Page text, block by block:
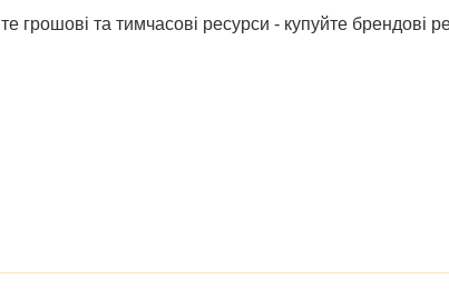
грошові та тимчасові ресурси - купуйте брендові